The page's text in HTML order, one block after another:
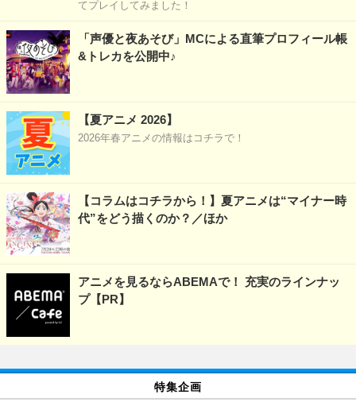
てプレイしてみました！
「声優と夜あそび」MCによる直筆プロフィール帳
&トレカを公開中♪
【夏アニメ 2026】
2026年春アニメの情報はコチラで！
【コラムはコチラから！】夏アニメは“マイナー時
代”をどう描くのか？／ほか
アニメを見るならABEMAで！ 充実のラインナッ
プ【PR】
特集企画